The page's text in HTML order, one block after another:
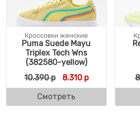
Кроссовки женские
Puma Suede Mayu
Triplex Tech Wns
(382580-yellow)
10.390р Первоначальная
8.310рТекущая
Смотреть